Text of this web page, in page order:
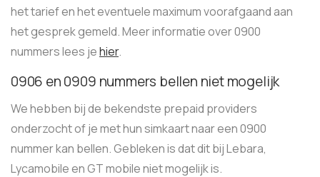
het tarief en het eventuele maximum voorafgaand aan
het gesprek gemeld. Meer informatie over 0900
nummers lees jehier.
0906 en 0909 nummers bellen niet mogelijk
We hebben bij de bekendste prepaid providers
onderzocht of je met hun simkaart naar een 0900
nummer kan bellen. Gebleken is dat dit bij Lebara,
Lycamobile en GT mobile niet mogelijk is.